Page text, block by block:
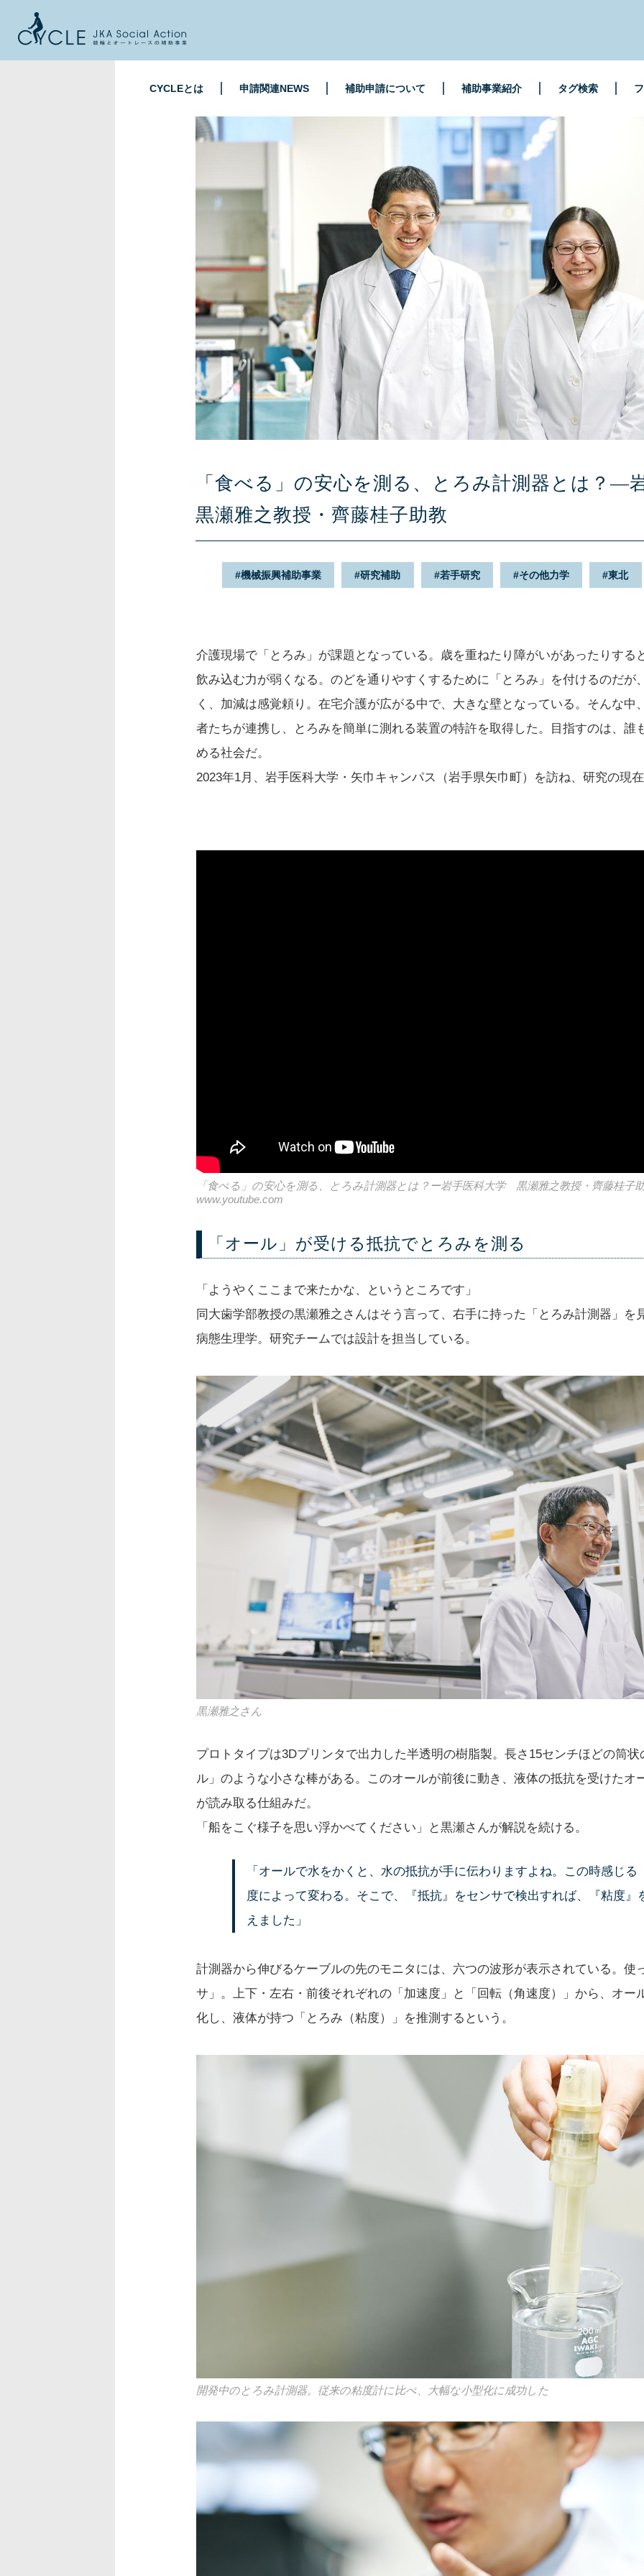
CYCLEとは 申請関連NEWS 補助申請について 補助事業紹介 タグ検索
「食べる」の安心を測る、とろみ計測器とは？—
黒瀬雅之教授・齊藤桂子助教
機械振興補助事業 研究補助 若手研究 その他力学 東北
介護現場で「とろみ」が課題となっている。歳を重ねたり障がいがあったりする
飲み込む力が弱くなる。のどを通りやすくするために「とろみ」を付けるのだが
く、加減は感覚頼り。在宅介護が広がる中で、大きな壁となっている。そんな中
者たちが連携し、とろみを簡単に測れる装置の特許を取得した。目指すのは、誰
める社会だ。
2023年1月、岩手医科大学・矢巾キャンパス（岩手県矢巾町）を訪ね、研究の現
「食べる」の安心を測る、とろみ計測器とは？ー岩手医科大学 黒瀬雅之教授・齊藤桂子
www.youtube.com
「オール」が受ける抵抗でとろみを測る
「ようやくここまで来たかな、というところです」
同大歯学部教授の黒瀬雅之さんはそう言って、右手に持った「とろみ計測器」を
病態生理学。研究チームでは設計を担当している。
黒瀬雅之さん
プロトタイプは3Dプリンタで出力した半透明の樹脂製。長さ15センチほどの筒
ル」のような小さな棒がある。このオールが前後に動き、液体の抵抗を受けたオ
が読み取る仕組みだ。
「船をこぐ様子を思い浮かべてください」と黒瀬さんが解説を続ける。
「オールで水をかくと、水の抵抗が手に伝わりますよね。この時感じる
度によって変わる。そこで、『抵抗』をセンサで検出すれば、『粘度』
えました」
計測器から伸びるケーブルの先のモニタには、六つの波形が表示されている。使
サ」。上下・左右・前後それぞれの「加速度」と「回転（角速度）」から、オー
化し、液体が持つ「とろみ（粘度）」を推測するという。
開発中のとろみ計測器。従来の粘度計に比べ、大幅な小型化に成功した